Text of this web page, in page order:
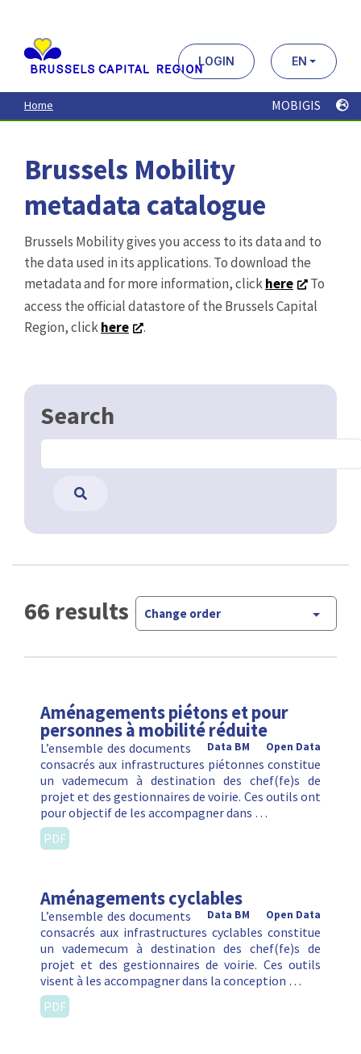
contenu
principal
LOGIN EN
Home MOBIGIS
Brussels Mobility
metadata catalogue
Brussels Mobility gives you access to its data and to
the data used in its applications. To download the
metadata and for more information, clickhere
To
access the official datastore of the Brussels Capital
Region, clickhere .
Search
66 results Change order
Aménagements piétons et pour
personnes à mobilité réduite
Open Data
Data BM
L’ensemble des documents
consacrés aux infrastructures piétonnes constitue
un vademecum à destination des chef(fe)s de
projet et des gestionnaires de voirie. Ces outils ont
pour objectif de les accompagner dans …
PDF
Aménagements cyclables
Open Data
Data BM
L’ensemble des documents
consacrés aux infrastructures cyclables constitue
un vademecum à destination des chef(fe)s de
projet et des gestionnaires de voirie. Ces outils
visent à les accompagner dans la conception …
PDF